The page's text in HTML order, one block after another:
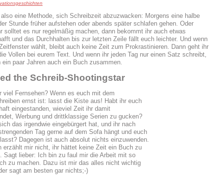
also eine Methode, sich Schreibzeit abzuzwacken: Morgens eine halbe
Stunde früher aufstehen oder abends später schlafen gehen. Oder
solltet es nur regelmäßig machen, dann bekommt ihr auch etwas
und das Durchhalten bis zur letzten Zeile fällt euch leichter. Und wenn
wählt, bleibt auch keine Zeit zum Prokrastinieren. Dann geht ihr
Vollen bei eurem Text. Und wenn ihr jeden Tag nur einen Satz schreibt,
ein paar Jahren auch ein Buch zusammen.
the Schreib-Shootingstar
viel Fernsehen? Wenn es euch mit dem
ernst ist: lasst die Kiste aus! Habt ihr euch
eingestanden, wieviel Zeit ihr damit
Werbung und drittklassige Serien zu gucken?
das irgendwie eingebürgert hat, und ihr nach
Tag gerne auf dem Sofa hängt und euch
Dagegen ist auch absolut nichts einzuwenden.
erzählt mir nicht, ihr hättet keine Zeit ein Buch zu
Sagt lieber: Ich bin zu faul mir die Arbeit mit so
zu machen. Dazu ist mir das alles nicht wichtig
sagt am besten gar nichts;-)